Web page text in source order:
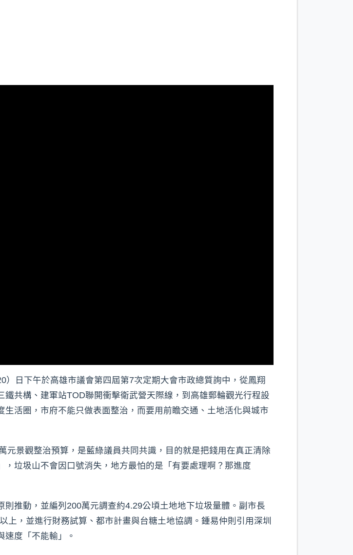
）日下午於高雄市議會第四屆第7次定期大會市政總質詢中，從鳳翔
共構、建軍站TOD聯開衝擊衛武營天際線，到高雄郵輪觀光行程設
活圈，市府不能只做表面整治，而要用前瞻交通、土地活化與城市
景觀整治預算，是藍綠議員共同共識，目的就是把錢用在真正清除
垃圾山不會因口號消失，地方最怕的是「有要處理啊？那進度
推動，並編列200萬元調查約4.29公頃土地地下垃圾量體。副市長
，並進行財務試算、都市計畫與台糖土地協調。鍾易仲則引用深圳
速度「不能輸」。